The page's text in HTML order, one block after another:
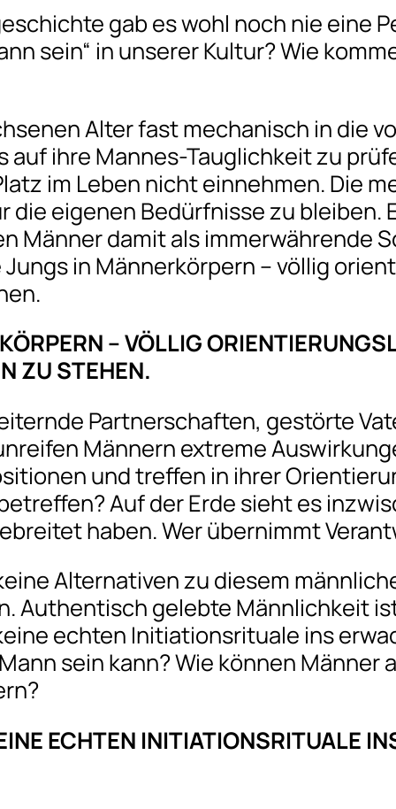
gab es wohl noch nie eine
sein“ in unserer Kultur? Wie
Alter fast mechanisch in die
auf ihre Mannes-Tauglichkeit zu
im Leben nicht einnehmen. Die
eigenen Bedürfnisse zu
Männer damit als immerwährende
in Männerkörpern – völlig
– VÖLLIG
ZU STEHEN.
Partnerschaften, gestörte
Männern extreme
und treffen in ihrer
Auf der Erde sieht es
haben. Wer übernimmt
Alternativen zu diesem
Authentisch gelebte Männlichkeit
echten Initiationsrituale ins
sein kann? Wie können
ECHTEN INITIATIONSRITUALE